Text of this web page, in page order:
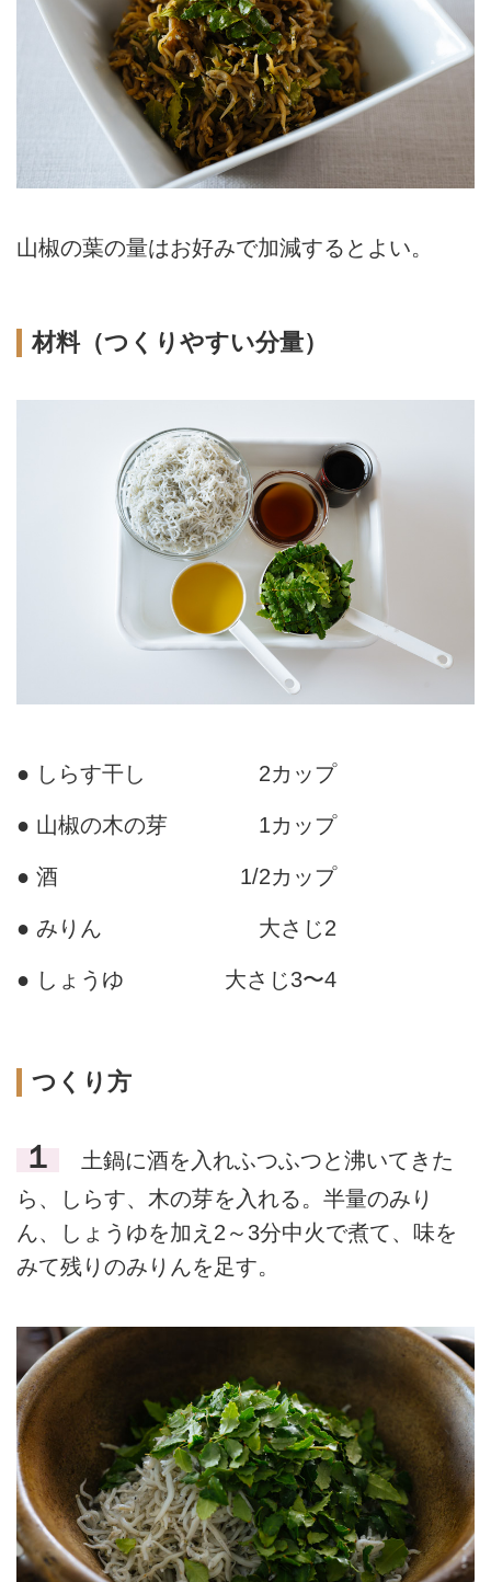
山椒の葉の量はお好みで加減するとよい。
材料（つくりやすい分量）
● しらす干し 2カップ
● 山椒の木の芽 1カップ
● 酒 1/2カップ
● みりん 大さじ2
● しょうゆ 大さじ3〜4
つくり方
１
土鍋に酒を入れふつふつと沸いてきた
ら、しらす、木の芽を入れる。半量のみり
ん、しょうゆを加え2～3分中火で煮て、味を
みて残りのみりんを足す。